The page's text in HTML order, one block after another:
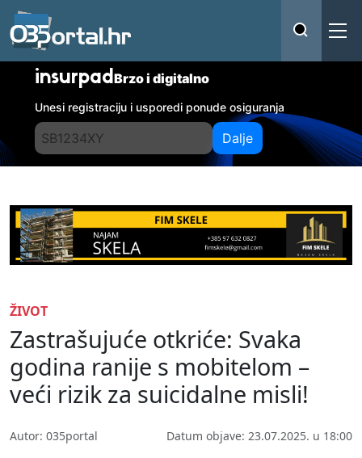
insurpadBrzo i digitalno
Unesi registraciju i usporedi ponude osiguranja
Dalje
ŽIVOT
Zastrašujuće otkriće: Svaka
godina ranije s mobitelom –
veći rizik za suicidalne misli!
Autor: 035portal Datum objave: 23.07.2025. u 18:00